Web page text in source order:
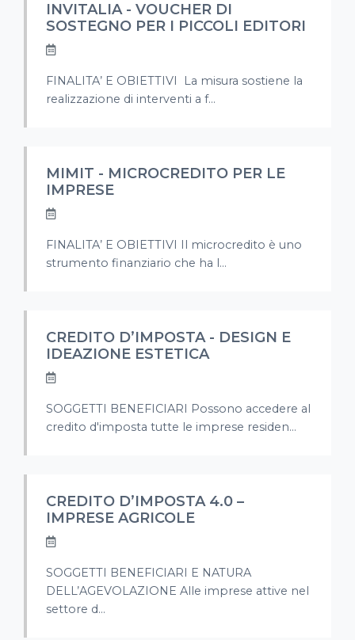
INVITALIA - VOUCHER DI
SOSTEGNO PER I PICCOLI EDITORI
FINALITA’ E OBIETTIVI La misura sostiene la
realizzazione di interventi a f...
MIMIT - MICROCREDITO PER LE
IMPRESE
FINALITA’ E OBIETTIVI Il microcredito è uno
strumento finanziario che ha l...
CREDITO D’IMPOSTA - DESIGN E
IDEAZIONE ESTETICA
SOGGETTI BENEFICIARI Possono accedere al
credito d'imposta tutte le imprese residen...
CREDITO D’IMPOSTA 4.0 –
IMPRESE AGRICOLE
SOGGETTI BENEFICIARI E NATURA
DELL’AGEVOLAZIONE Alle imprese attive nel
settore d...